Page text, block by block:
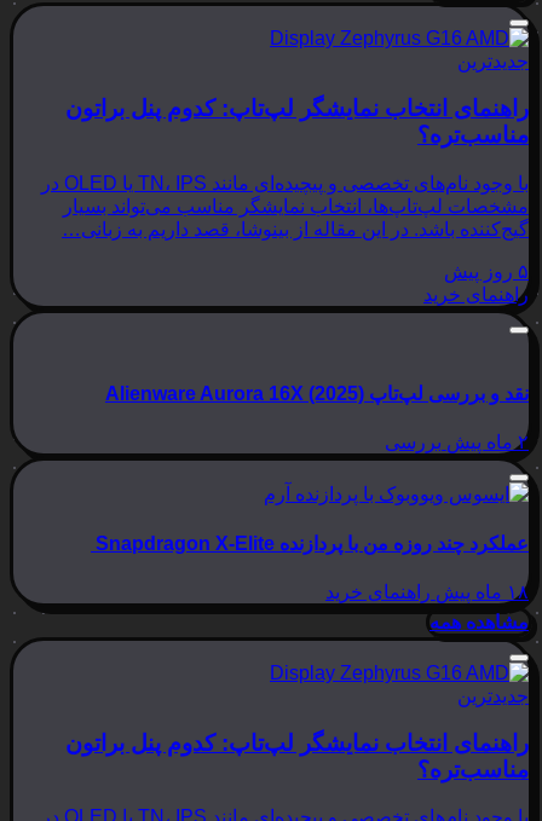
جدیدترین
راهنمای انتخاب نمایشگر لپ‌تاپ: کدوم پنل براتون
مناسب‌تره؟
با وجود نام‌های تخصصی و پیچیده‌ای مانند TN، IPS یا OLED در
مشخصات لپ‌تاپ‌ها، انتخاب نمایشگر مناسب می‌تواند بسیار
گیج‌کننده باشد. در این مقاله از بینوشا، قصد داریم به زبانی…
۵ روز پیش
راهنمای خرید
نقد و بررسی لپ‌تاپ Alienware Aurora 16X (2025)
۲ ماه پیش بررسی
عملکرد چند روزه من با پردازنده Snapdragon X-Elite
۱۸ ماه پیش
راهنمای خرید
مشاهده همه
جدیدترین
راهنمای انتخاب نمایشگر لپ‌تاپ: کدوم پنل براتون
مناسب‌تره؟